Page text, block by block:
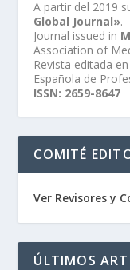
A partir del 2019
Global Journal».
Journal issued in
Association of
Revista editada en
Española de
ISSN: 2659-8647
COMITÉ
Ver Revisores y
ÚLTIMOS